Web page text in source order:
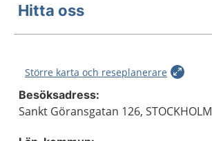
Hitta oss
Större karta och reseplanerare
Besöksadress:
Sankt Göransgatan 126, STOCKHOLM